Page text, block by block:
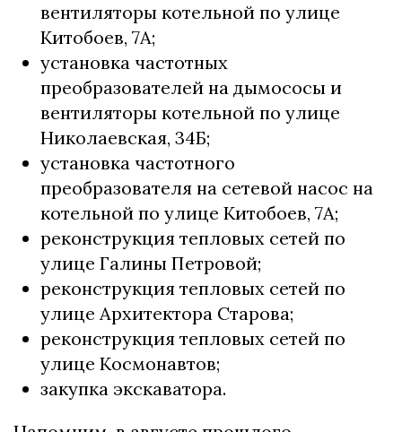
вентиляторы котельной по улице
Китобоев, 7А;
установка частотных
преобразователей на дымососы и
вентиляторы котельной по улице
Николаевская, 34Б;
установка частотного
преобразователя на сетевой насос на
котельной по улице Китобоев, 7А;
реконструкция тепловых сетей по
улице Галины Петровой;
реконструкция тепловых сетей по
улице Архитектора Старова;
реконструкция тепловых сетей по
улице Космонавтов;
закупка экскаватора.